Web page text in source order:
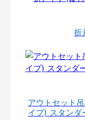
折
アウトセット
イプ) スタンダ